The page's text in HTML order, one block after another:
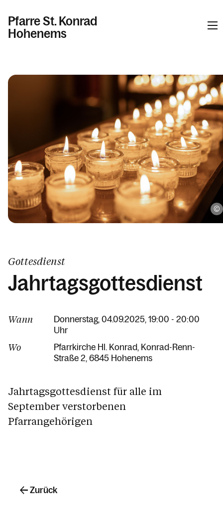
Pfarre St. Konrad
Hohenems
Gottesdienst
Jahrtagsgottesdienst
Wann
Donnerstag, 04.09.2025, 19:00 - 20:00
Uhr
Wo Pfarrkirche Hl. Konrad Konrad-Renn-
Straße 2 6845 Hohenems
Jahrtagsgottesdienst für alle im
September verstorbenen
Pfarrangehörigen
Zurück